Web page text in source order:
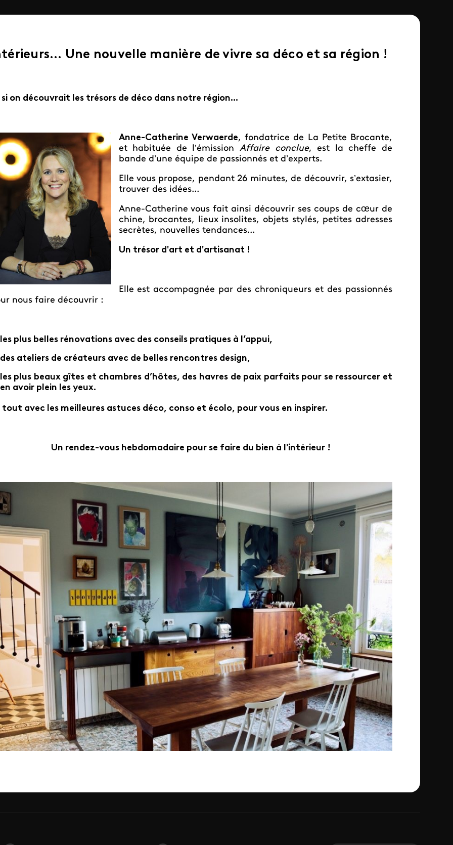
Une nouvelle manière de vivre sa déco et sa région !
on découvrait les trésors de déco dans notre région...
Anne-Catherine Verwaerde, fondatrice de La Petite Brocante,
et habituée de l’émission Affaire conclue, est la cheffe de
bande d’une équipe de passionnés et d’experts.
Elle vous propose, pendant 26 minutes, de découvrir, s’extasier,
trouver des idées...
Anne-Catherine vous fait ainsi découvrir ses coups de cœur de
chine, brocantes, lieux insolites, objets stylés, petites adresses
secrètes, nouvelles tendances...
Un trésor d'art et d'artisanat !
Elle est accompagnée par des chroniqueurs et des passionnés
nous faire découvrir :
les plus belles rénovations avec des conseils pratiques à l’appui,
des ateliers de créateurs avec de belles rencontres design,
les plus beaux gîtes et chambres d’hôtes, des havres de paix parfaits pour se ressourcer et
en avoir plein les yeux.
tout avec les meilleures astuces déco, conso et écolo, pour vous en inspirer.
Un rendez-vous hebdomadaire pour se faire du bien à l'intérieur !